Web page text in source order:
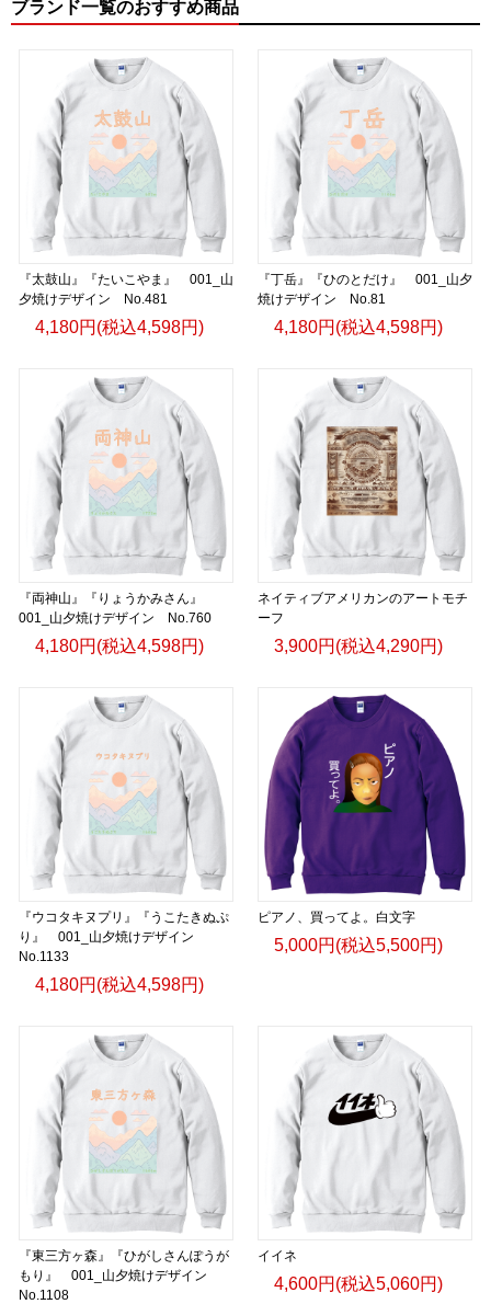
ブランド一覧のおすすめ商品
『太鼓山』『たいこやま』 001_山
夕焼けデザイン No.481
4,180円(税込4,598円)
『丁岳』『ひのとだけ』 001_山夕
焼けデザイン No.81
4,180円(税込4,598円)
『両神山』『りょうかみさん』
001_山夕焼けデザイン No.760
4,180円(税込4,598円)
ネイティブアメリカンのアートモチ
ーフ
3,900円(税込4,290円)
『ウコタキヌプリ』『うこたきぬぷ
り』 001_山夕焼けデザイン
No.1133
4,180円(税込4,598円)
ピアノ、買ってよ。白文字
5,000円(税込5,500円)
『東三方ヶ森』『ひがしさんぽうが
もり』 001_山夕焼けデザイン
No.1108
イイネ
4,600円(税込5,060円)